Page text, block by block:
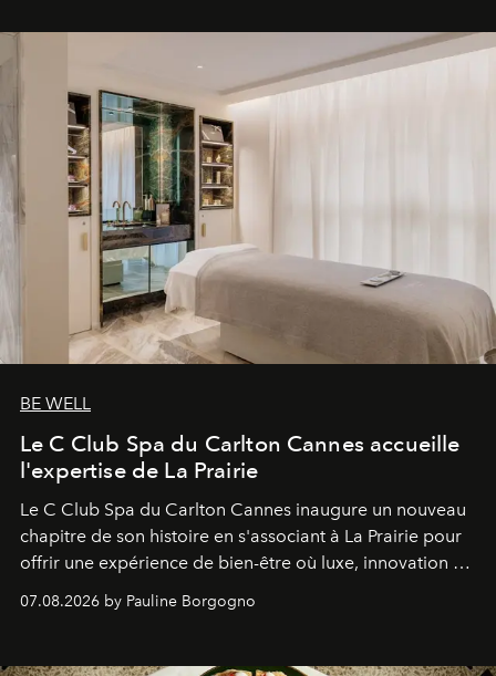
BE WELL
Le C Club Spa du Carlton Cannes accueille
l'expertise de La Prairie
Le C Club Spa du Carlton Cannes inaugure un nouveau
chapitre de son histoire en s'associant à La Prairie pour
offrir une expérience de bien-être où luxe, innovation et
07.08.2026 by Pauline Borgogno